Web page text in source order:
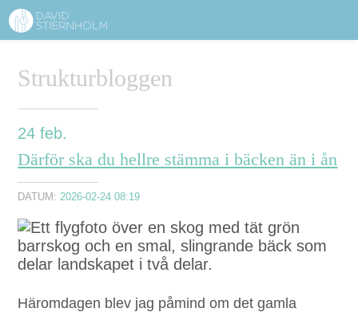
Navigering
TJÄNSTER
FÖRELÄSNINGAR
KONTAKT
BLOGG SHOP KUNDER PRESS SÖK
Strukturbloggen
24 feb.
Därför ska du hellre stämma i bäcken än i ån
DATUM:2026-02-24 08:19
Häromda­gen blev jag påmind om det gam­la